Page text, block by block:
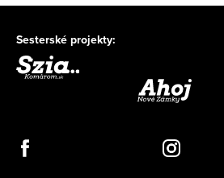
Sesterské projekty: